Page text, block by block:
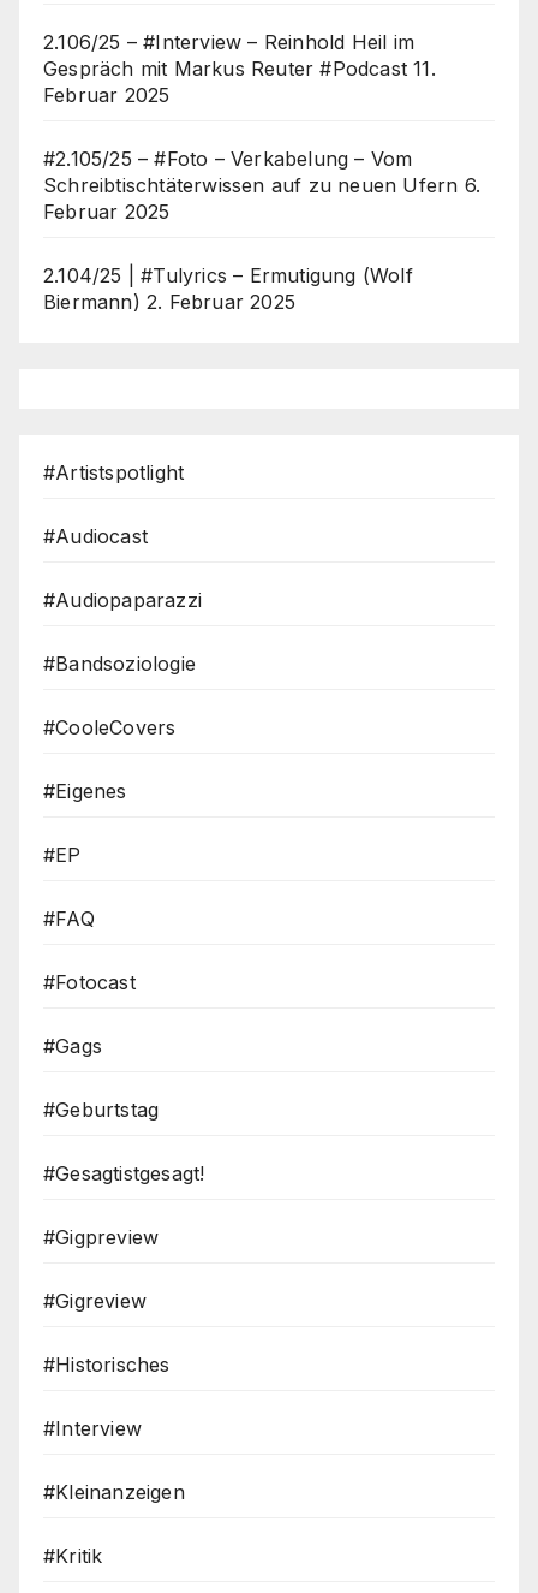
2.106/25 – #Interview – Reinhold Heil im
Gespräch mit Markus Reuter #Podcast 11.
Februar 2025
#2.105/25 – #Foto – Verkabelung – Vom
Schreibtischtäterwissen auf zu neuen Ufern 6.
Februar 2025
2.104/25 | #Tulyrics – Ermutigung (Wolf
Biermann) 2. Februar 2025
#Artistspotlight
#Audiocast
#Audiopaparazzi
#Bandsoziologie
#CooleCovers
#Eigenes
#EP
#FAQ
#Fotocast
#Gags
#Geburtstag
#Gesagtistgesagt!
#Gigpreview
#Gigreview
#Historisches
#Interview
#Kleinanzeigen
#Kritik